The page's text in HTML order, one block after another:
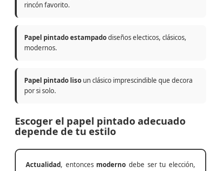
rincón favorito.
Papel pintado estampadodiseños electicos, clásicos,
modernos.
Papel pintado liso un clásico imprescindible que decora
por si solo.
Escoger el papel pintado adecuado
depende de tu estilo
Actualidad, entonces moderno debe ser tu elección,